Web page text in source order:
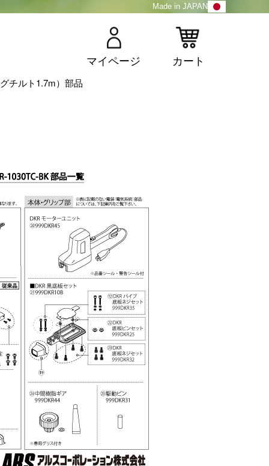
Made in JAPAN
マイページ カート
チルト1.7m）部品